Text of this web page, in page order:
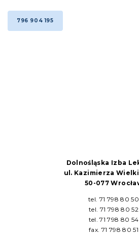
796 904 195
Dolnośląska Izba
ul. Kazimierza
50-077
tel. 71 798 80 50
tel. 71 798 80 52
tel. 71 798 80 54
fax. 71 798 80 51